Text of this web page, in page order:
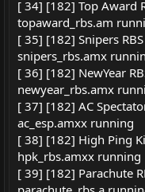
[ 34] [182] Top Award
topaward_rbs.am
[ 35] [182] Snipers
snipers_rbs.amx
[ 36] [182] NewYear
newyear_rbs.amx
[ 37] [182] AC
ac_esp.amxx running
[ 38] [182] High Ping
hpk_rbs.amxx running
[ 39] [182] Parachute